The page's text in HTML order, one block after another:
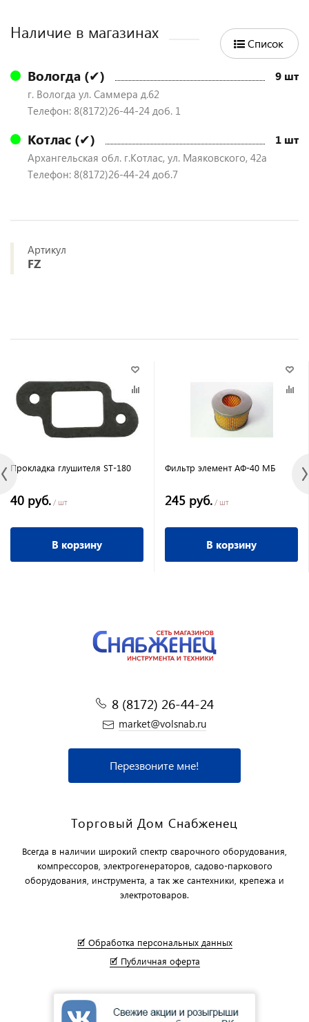
Наличие в магазинах
Список
Вологда (✔) 9 шт
г. Вологда ул. Саммера д.62
Телефон: 8(8172)26-44-24 доб. 1
Котлас (✔) 1 шт
Архангельская обл. г.Котлас, ул. Маяковского, 42а
Телефон: 8(8172)26-44-24 доб.7
Артикул
FZ
Прокладка глушителя ST-180
40 руб. / шт
В корзину
Фильтр элемент АФ-40 МБ
245 руб. / шт
В корзину
8 (8172) 26-44-24
market@volsnab.ru
Перезвоните мне!
Торговый Дом Снабженец
Всегда в наличии широкий спектр сварочного оборудования,
компрессоров, электрогенераторов, садово-паркового
оборудования, инструмента, а так же сантехники, крепежа и
электротоваров.
🗹 Обработка персональных данных
🗹 Публичная оферта